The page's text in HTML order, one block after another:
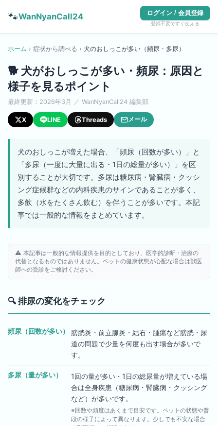
🐾WanNyanCall24 ログイン / 会員登録
登録不要ですぐ使える
ホーム › 症状から調べる › 犬のおしっこが多い（頻尿・多尿）
🐕 犬がおしっこが多い・頻尿：原因と
様子を見るポイント
最終更新： 2026年3月 ／ WanNyanCall24 編集部
X LINE Threads メール
犬のおしっこが増えた場合、「頻尿（回数が多い）」と
「多尿（一度に大量に出る・1日の総量が多い）」を区
別することが大切です。多尿は糖尿病・腎臓病・クッシ
ング症候群などの内科疾患のサインであることが多く、
多飲（水をたくさん飲む）を伴うことが多いです。本記
事では一般的な情報をまとめています。
⚠️ 本記事は一般的な情報提供を目的としており、医学的診断・治療の
代替となるものではありません。ペットの健康状態が心配な場合は獣医
師への受診をご検討ください。
🔍排尿の変化をチェック
頻尿（回数が多い）
膀胱炎・前立腺炎・結石・腫瘍など膀胱・尿
道の問題で少量を何度も出す場合が多いで
す。
多尿（量が多い）
1回の量が多い・1日の総尿量が増えている場
合は全身疾患（糖尿病・腎臓病・クッシング
など）が多いです。
※回数や頻度はあくまで目安です。ペットの状態や普
段の様子によって異なります。少しでも不安な場合